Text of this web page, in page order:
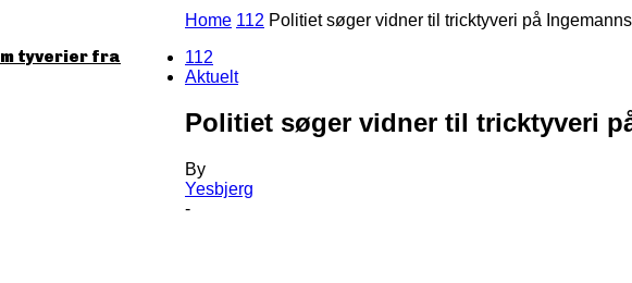
tyverier fra
Home 112 Politiet søger vidner til tricktyveri på
112
Aktuelt
Politiet søger vidner til tricktyveri
By
Yesbjerg
-